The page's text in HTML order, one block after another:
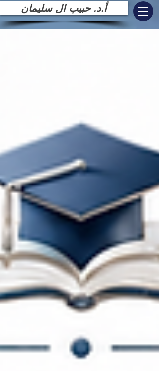
أ.د. حبيب ال سليمان